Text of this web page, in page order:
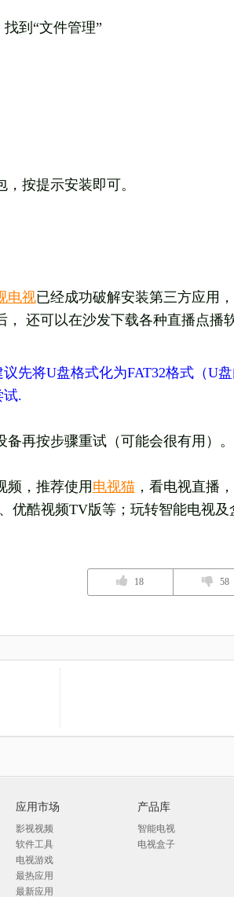
到“文件管理”
按提示安装即可。
电视已经成功破解安装第三方应用
， 还可以在沙发下载各种直播点播软
先将U盘格式化为FAT32格式（U
试.
再按步骤重试（可能会很有用）。
频，推荐使用电视猫，看电视直播
、优酷视频TV版等；玩转智能电视
18 58
应用市场
影视视频
软件工具
电视游戏
最热应用
最新应用
产品库
智能电视
电视盒子